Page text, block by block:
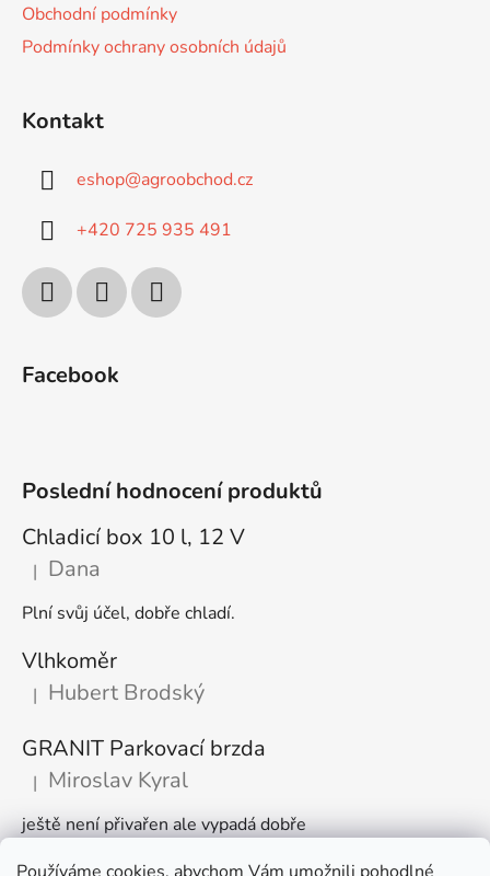
ý
p
Obchodní podmínky
Podmínky ochrany osobních údajů
Kontakt
eshop@agroobchod.cz
+420 725 935 491
Facebook
Poslední hodnocení produktů
Chladicí box 10 l, 12 V
Hodnocení produktu je 5 z 5 hvězdiček.
| Dana
Plní svůj účel, dobře chladí.
Vlhkoměr
Hodnocení produktu je 5 z 5 hvězdiček.
| Hubert Brodský
GRANIT Parkovací brzda
Hodnocení produktu je 5 z 5 hvězdiček.
| Miroslav Kyral
ještě není přivařen ale vypadá dobře